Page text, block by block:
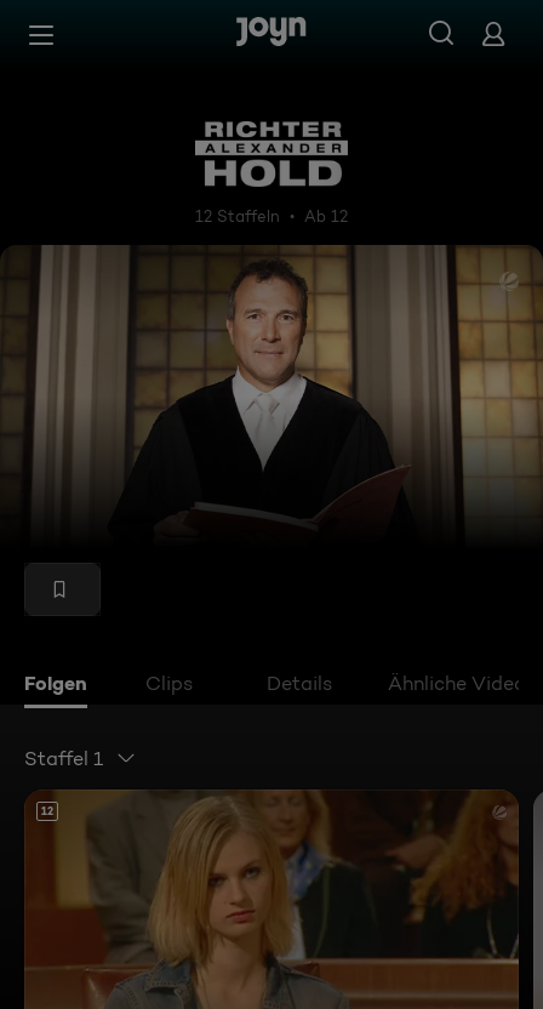
Zum Inhalt springen
Richter Alexander Hold
12 Staffeln Ab 12
Folgen Clips Details Ähnliche Videos
Staffel 1
12